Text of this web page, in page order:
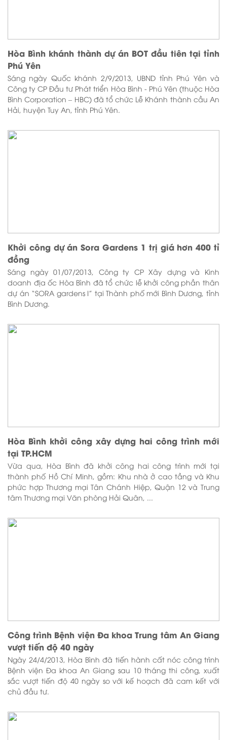
Hòa Bình khánh thành dự án BOT đầu tiên tại tỉnh
Phú Yên
Sáng ngày Quốc khánh 2/9/2013, UBND tỉnh Phú Yên và
Công ty CP Đầu tư Phát triển Hòa Bình - Phú Yên (thuộc Hòa
Bình Corporation – HBC) đã tổ chức Lễ Khánh thành cầu An
Hải, huyện Tuy An, tỉnh Phú Yên.
Khởi công dự án Sora Gardens 1 trị giá hơn 400 tỉ
đồng
Sáng ngày 01/07/2013, Công ty CP Xây dựng và Kinh
doanh địa ốc Hòa Bình đã tổ chức lễ khởi công phần thân
dự án “SORA gardens I” tại Thành phố mới Bình Dương, tỉnh
Bình Dương.
Hòa Bình khởi công xây dựng hai công trình mới
tại TP.HCM
Vừa qua, Hòa Bình đã khởi công hai công trình mới tại
thành phố Hồ Chí Minh, gồm: Khu nhà ở cao tầng và Khu
phức hợp Thương mại Tân Chánh Hiệp, Quận 12 và Trung
tâm Thương mại Văn phòng Hải Quân, ...
Công trình Bệnh viện Đa khoa Trung tâm An Giang
vượt tiến độ 40 ngày
Ngày 24/4/2013, Hòa Bình đã tiến hành cất nóc công trình
Bệnh viện Đa khoa An Giang sau 10 tháng thi công, xuất
sắc vượt tiến độ 40 ngày so với kế hoạch đã cam kết với
chủ đầu tư.